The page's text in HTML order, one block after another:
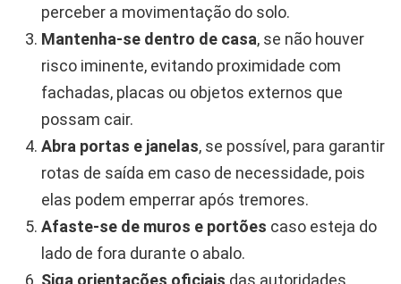
perceber a movimentação do solo.
Mantenha-se dentro de casa, se não houver
risco iminente, evitando proximidade com
fachadas, placas ou objetos externos que
possam cair.
Abra portas e janelas, se possível, para garantir
rotas de saída em caso de necessidade, pois
elas podem emperrar após tremores.
Afaste-se de muros e portões caso esteja do
lado de fora durante o abalo.